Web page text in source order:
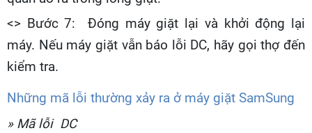
<> Bước 7: Đóng máy giặt lại và khởi động lại
máy. Nếu máy giặt vẫn báo lỗi DC, hãy gọi thợ đến
kiểm tra.
Những mã lỗi thường xảy ra ở máy giặt SamSung
» Mã lỗi DC